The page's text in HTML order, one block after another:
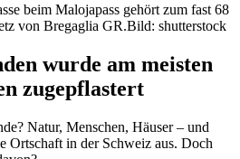
beim Malojapass gehört zum fast 68
von Bregaglia GR.Bild: shutterstock
wurde am meisten
zugepflastert
Natur, Menschen, Häuser – und
Ortschaft in der Schweiz aus. Doch